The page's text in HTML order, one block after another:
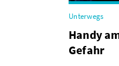
Unterwegs
Handy
Gefahr